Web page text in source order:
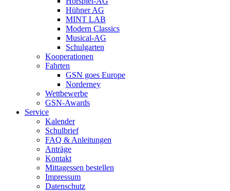
Hühner AG
MINT LAB
Modern Classics
Musical-AG
Schulgarten
Kooperationen
Fahrten
GSN goes Europe
Norderney
Wettbewerbe
GSN-Awards
Service
Kalender
Schulbrief
FAQ & Anleitungen
Anträge
Kontakt
Mittagessen bestellen
Impressum
Datenschutz